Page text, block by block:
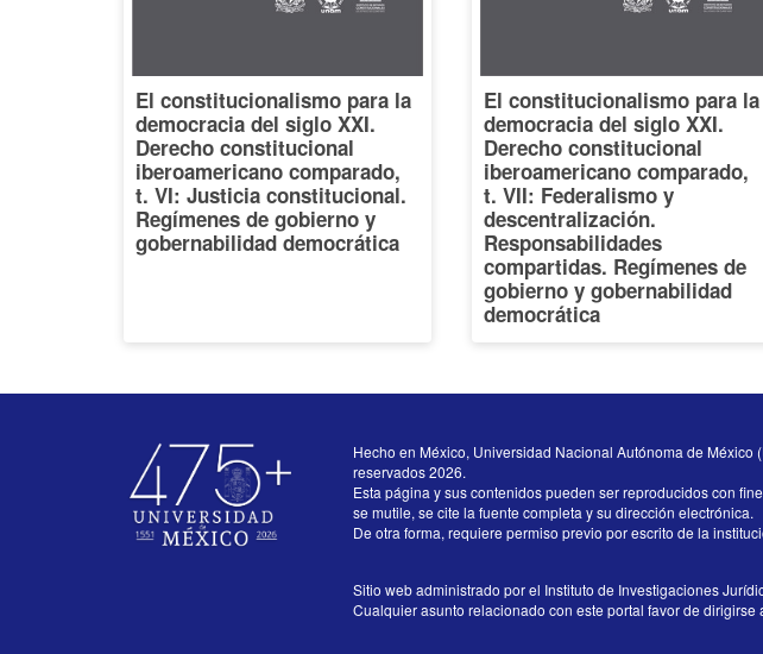
El constitucionalismo para la
democracia del siglo XXI.
Derecho constitucional
iberoamericano comparado,
t. VI: Justicia constitucional.
Regímenes de gobierno y
gobernabilidad democrática
El constitucionalismo para la
democracia del siglo XXI.
Derecho constitucional
iberoamericano comparado,
t. VII: Federalismo y
descentralización.
Responsabilidades
compartidas. Regímenes de
gobierno y gobernabilidad
democrática
Hecho en México, Universidad Nacional Autónoma de México
reservados 2026.
Esta página y sus contenidos pueden ser reproducidos con
se mutile, se cite la fuente completa y su dirección electrónica.
De otra forma, requiere permiso previo por escrito de la
Sitio web administrado por el Instituto de Investigaciones
Cualquier asunto relacionado con este portal favor de dirigirse